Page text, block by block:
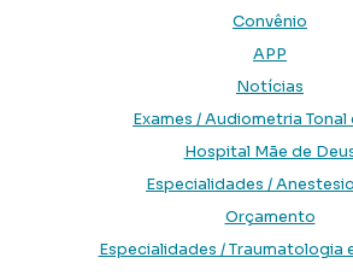
Convênio
APP
Notícias
Exames / Audiometria Tonal
Hospital Mãe de
Especialidades /
Orçamento
Especialidades / Traumatologia